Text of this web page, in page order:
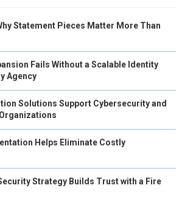
Statement Pieces Matter More Than
Fails Without a Scalable Identity
Agency
Solutions Support Cybersecurity and
Helps Eliminate Costly
Strategy Builds Trust with a Fire